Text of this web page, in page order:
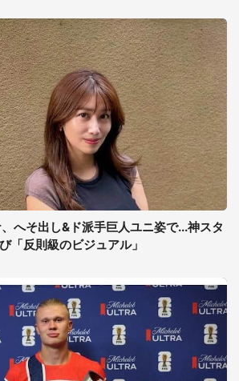
へそ出し&ド派手巨人ユニ姿で...神スタ
「反則級のビジュアル」